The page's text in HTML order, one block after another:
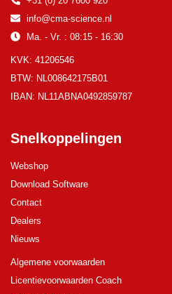
info@cma-science.nl
Ma. - Vr. : 08:15 - 16:30
KVK: 41206546
BTW: NL008642175B01
IBAN: NL11ABNA0492859787
Snelkoppelingen
Webshop
Download Software
Contact
Dealers
Nieuws
Algemene voorwaarden
Licentievoorwaarden Coach